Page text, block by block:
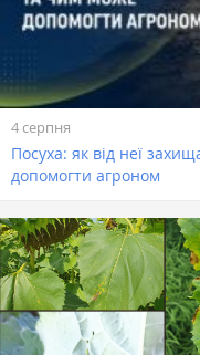
4 серпня
Посуха: як від неї
допомогти агроном